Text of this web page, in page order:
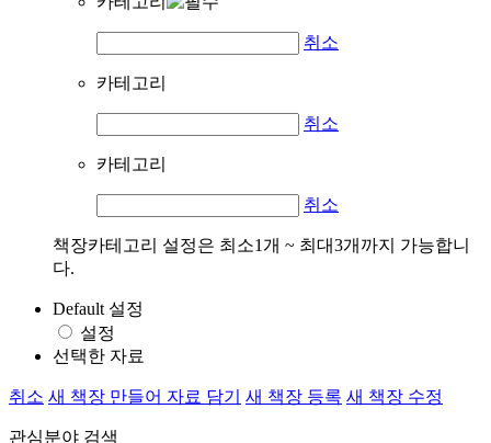
취소
카테고리
취소
카테고리
취소
책장카테고리 설정은 최소1개 ~ 최대3개까지 가능합니
다.
Default 설정
설정
선택한 자료
취소 새 책장 만들어 자료 담기 새 책장 등록 새 책장 수정
관심분야 검색